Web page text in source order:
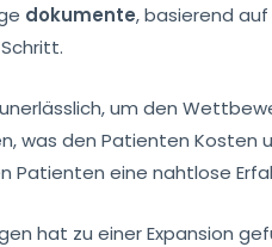
dokumente, basierend
um den
was den Patienten Kosten
eine nahtlose
hat zu einer Expansion